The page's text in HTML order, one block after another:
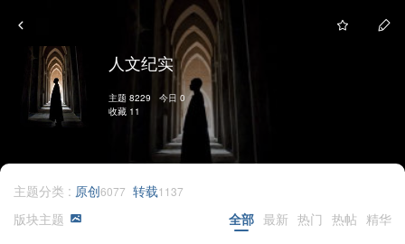
人文纪实
主题 8229 今日 0
收藏 11
主题分类 : 原创6077 转载1137
版块主题 全部 最新 热门 热帖 精华